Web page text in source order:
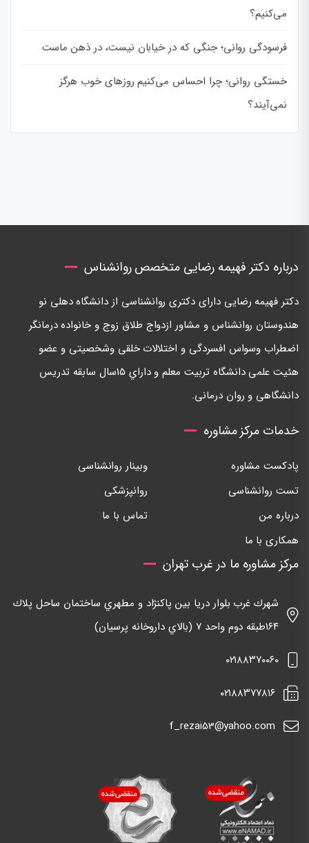
می‌کنیم؟
فرسودگی روانی؛ جنگی که در خیابان نیست، در ذهن ماست
خستگی روانی؛ چرا احساس می‌کنیم روزهای خوب هرگز
نمی‌آیند؟
درباره دکتر فهیمه رضایی متخصص روانشناس
دكتر فهيمه رضايی دارای دكتری روانشناسی از دانشگاه دهلی نو
هندوستان روانشناس و مشاور ازدواج طلاق زوج و خانواده درمانگر
اضطراب وسواس افسردگی و اختلالات خلقی وشخصيتی و عضو
هئيت علمی دانشگاه تربيت معلم و داراي ١٥سال سابقه تدريس
دانشگاهی و روان درمانی.
خدمات مرکز مشاوره
پادکست مشاوره
وبینار روانشناسی
تست روانشناسی
روانپزشکی
درباره من
تماس با ما
همکاری با ما
مرکز مشاوره ما در غرب تهران
شهرك غرب بلوار دريا بين پاكنژاد و مطهري ساختمان ساحل پلاك
١٦٤طبقه دوم واحد ٧ (بالاي داروخانه پرسيان)
٠٢١٨٨٣٧٠٠٦٠
٠٢١٨٨٣٧٧٨١٦
f_rezai53@yahoo.com